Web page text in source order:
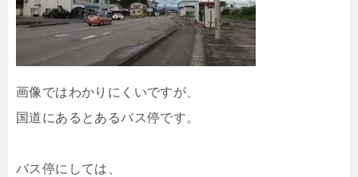
画像ではわかりにくいですが、
国道にあるとあるバス停です。
バス停にしては、